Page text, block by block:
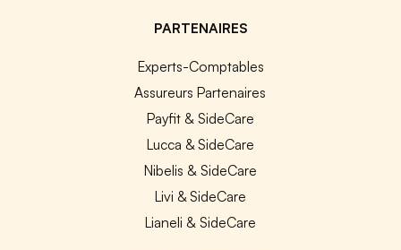
PARTENAIRES
Experts-Comptables
Assureurs Partenaires
Payfit & SideCare
Lucca & SideCare
Nibelis & SideCare
Livi & SideCare
Lianeli & SideCare